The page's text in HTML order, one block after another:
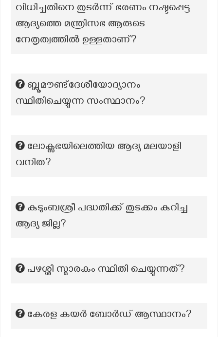
വിധിച്ചതിനെ തുടർന്ന് ഭരണം നഷ്ടപ്പെട്ട
ആദ്യത്തെ മന്ത്രിസഭ ആരുടെ
നേതൃത്വത്തിൽ ഉള്ളതാണ്?
ബ്ലൂമൗണ്ട്ദേശീയോദ്യാനം
സ്ഥിതിചെയ്യുന്ന സംസ്ഥാനം?
ലോക്സഭയിലെത്തിയ ആദ്യ മലയാളി
വനിത?
കുടുംബശ്രീ പദ്ധതിക്ക് തുടക്കം കുറിച്ച
ആദ്യ ജില്ല?
പഴശ്ശി സ്മാരകം സ്ഥിതി ചെയ്യുന്നത്?
കേരള കയർ ബോർഡ് ആസ്ഥാനം?